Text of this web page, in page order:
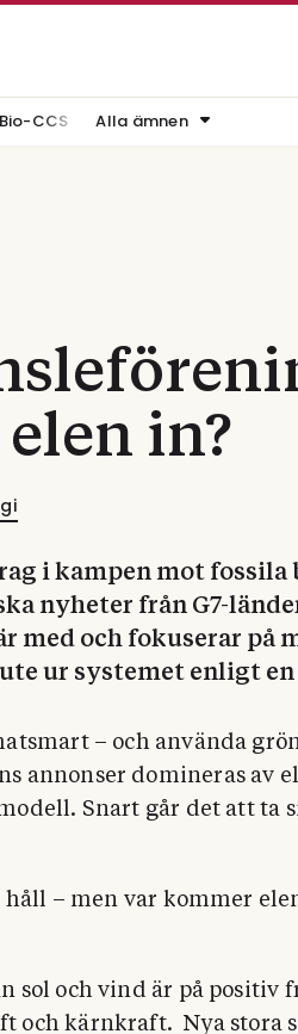
Bio-CCS Alla ämnen
in?
i kampen mot fossila
nyheter från G7-
med och fokuserar
ur systemet enligt
– och använda
annonser domineras av
Snart går det att ta
– men var kommer
sol och vind är på positiv
och kärnkraft. Nya stora